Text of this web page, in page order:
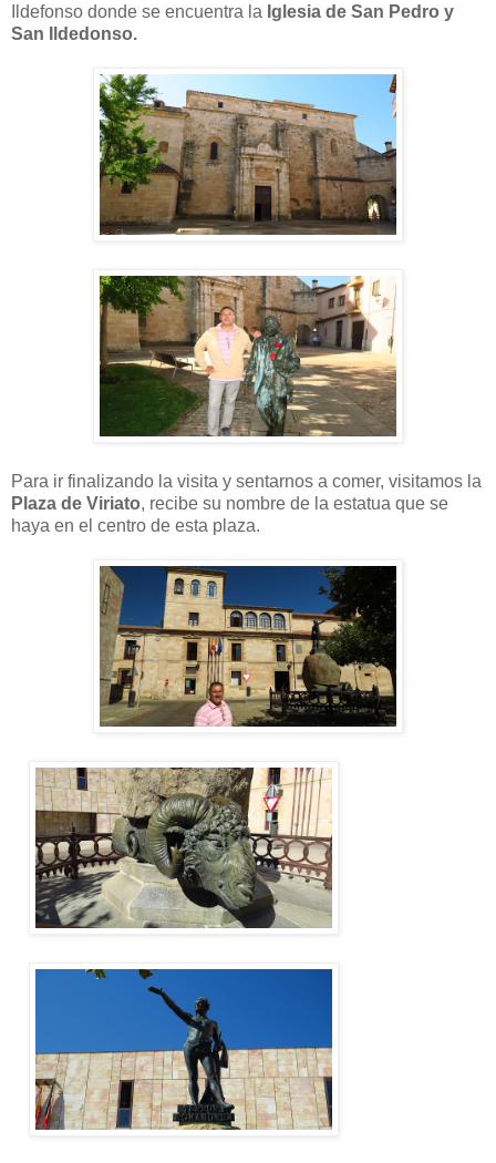
Ildefonso donde se encuentra la Iglesia de San Pedro y
San Ildedonso.
Para ir finalizando la visita y sentarnos a comer, visitamos la
Plaza de Viriato, recibe su nombre de la estatua que se
haya en el centro de esta plaza.